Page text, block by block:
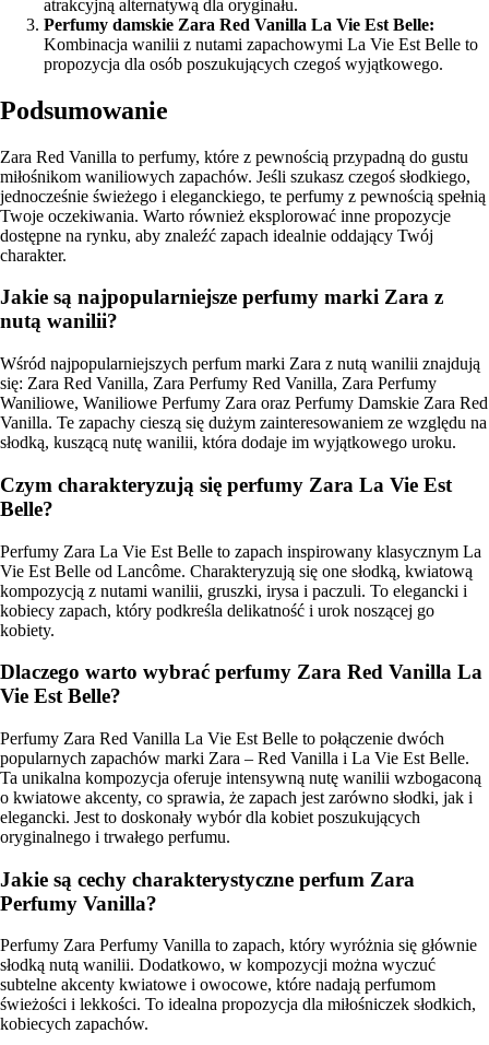
atrakcyjną alternatywą dla oryginału.
Perfumy damskie Zara Red Vanilla La Vie Est Belle:
Kombinacja wanilii z nutami zapachowymi La Vie Est Belle to
propozycja dla osób poszukujących czegoś wyjątkowego.
Podsumowanie
Zara Red Vanilla to perfumy, które z pewnością przypadną do gustu
miłośnikom waniliowych zapachów. Jeśli szukasz czegoś słodkiego,
jednocześnie świeżego i eleganckiego, te perfumy z pewnością spełnią
Twoje oczekiwania. Warto również eksplorować inne propozycje
dostępne na rynku, aby znaleźć zapach idealnie oddający Twój
charakter.
Jakie są najpopularniejsze perfumy marki Zara z
nutą wanilii?
Wśród najpopularniejszych perfum marki Zara z nutą wanilii znajdują
się: Zara Red Vanilla, Zara Perfumy Red Vanilla, Zara Perfumy
Waniliowe, Waniliowe Perfumy Zara oraz Perfumy Damskie Zara Red
Vanilla. Te zapachy cieszą się dużym zainteresowaniem ze względu na
słodką, kuszącą nutę wanilii, która dodaje im wyjątkowego uroku.
Czym charakteryzują się perfumy Zara La Vie Est
Belle?
Perfumy Zara La Vie Est Belle to zapach inspirowany klasycznym La
Vie Est Belle od Lancôme. Charakteryzują się one słodką, kwiatową
kompozycją z nutami wanilii, gruszki, irysa i paczuli. To elegancki i
kobiecy zapach, który podkreśla delikatność i urok noszącej go
kobiety.
Dlaczego warto wybrać perfumy Zara Red Vanilla La
Vie Est Belle?
Perfumy Zara Red Vanilla La Vie Est Belle to połączenie dwóch
popularnych zapachów marki Zara – Red Vanilla i La Vie Est Belle.
Ta unikalna kompozycja oferuje intensywną nutę wanilii wzbogaconą
o kwiatowe akcenty, co sprawia, że zapach jest zarówno słodki, jak i
elegancki. Jest to doskonały wybór dla kobiet poszukujących
oryginalnego i trwałego perfumu.
Jakie są cechy charakterystyczne perfum Zara
Perfumy Vanilla?
Perfumy Zara Perfumy Vanilla to zapach, który wyróżnia się głównie
słodką nutą wanilii. Dodatkowo, w kompozycji można wyczuć
subtelne akcenty kwiatowe i owocowe, które nadają perfumom
świeżości i lekkości. To idealna propozycja dla miłośniczek słodkich,
kobiecych zapachów.